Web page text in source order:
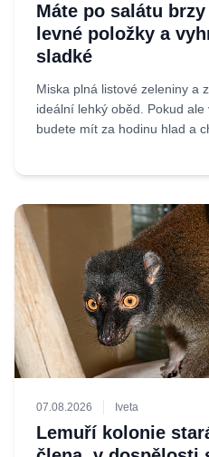
Máte po salátu
levné položky a
sladké
Miska plná listové zeleniny a
ideální lehký oběd. Pokud ale
budete mít za hodinu hlad a
07.08.2026 Iveta
Lemuří kolonie